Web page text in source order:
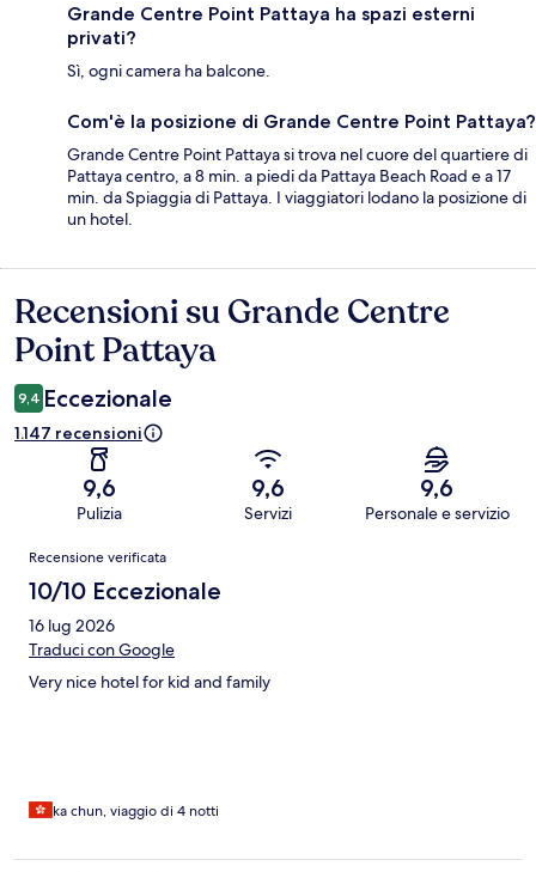
Grande Centre Point Pattaya ha spazi esterni
privati?
Sì, ogni camera ha balcone.
Com'è la posizione di Grande Centre Point Pattaya?
Grande Centre Point Pattaya si trova nel cuore del quartiere di
Pattaya centro, a 8 min. a piedi da Pattaya Beach Road e a 17
min. da Spiaggia di Pattaya. I viaggiatori lodano la posizione di
un hotel.
Recensioni
Recensioni su Grande Centre
Point Pattaya
9,4 Eccezionale
1.147 recensioni
9,6
Pulizia
9,6
Servizi
9,6
Personale e servizio
Recensioni
Recensione verificata
10/10 Eccezionale
16 lug 2026
Traduci con Google
Very nice hotel for kid and family
ka chun, viaggio di 4 notti